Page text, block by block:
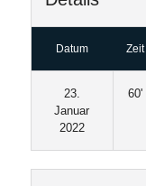
Datum Zeit
23.
Januar
2022
60'